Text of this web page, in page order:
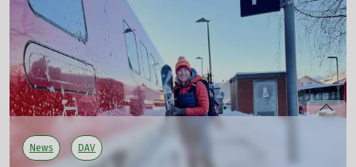
bereits jetzt die Bergwandersaison. Der Deutsche
Alpenverein (DAV) gibt wichtige Hinweise zu
Vorbereitung, Ausrüstung und Tourenplanung, um
sichere und genussvolle Bergtouren zu gewährleisten.
mehr erfahren
News DAV